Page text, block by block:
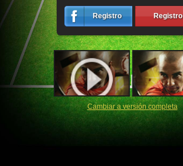
Registro Registro
Cambiar a versión completa